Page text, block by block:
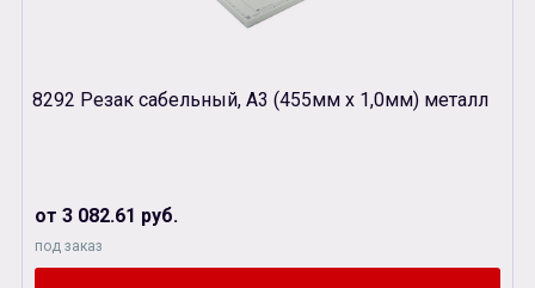
8292 Резак сабельный, А3 (455мм х 1,0мм) металл
от 3 082.61 руб.
под заказ